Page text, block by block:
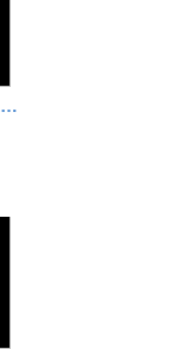
SISTEMAS DE GESTIÓN DE APRENDIZAJE